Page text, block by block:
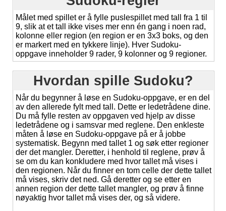
Målet med spillet er å fylle puslespillet med tall fra 1 til
9, slik at et tall ikke vises mer enn én gang i noen rad,
kolonne eller region (en region er en 3x3 boks, og den
er markert med en tykkere linje). Hver Sudoku-
oppgave inneholder 9 rader, 9 kolonner og 9 regioner.
Hvordan spille Sudoku?
Når du begynner å løse en Sudoku-oppgave, er en del
av den allerede fylt med tall. Dette er ledetrådene dine.
Du må fylle resten av oppgaven ved hjelp av disse
ledetrådene og i samsvar med reglene. Den enkleste
måten å løse en Sudoku-oppgave på er å jobbe
systematisk. Begynn med tallet 1 og søk etter regioner
der det mangler. Deretter, i henhold til reglene, prøv å
se om du kan konkludere med hvor tallet må vises i
den regionen. Når du finner en tom celle der dette tallet
må vises, skriv det ned. Gå deretter og se etter en
annen region der dette tallet mangler, og prøv å finne
nøyaktig hvor tallet må vises der, og så videre.